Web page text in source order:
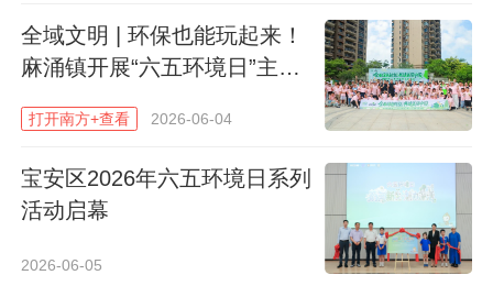
5月31日上午，活动现场人气爆棚、氛围热
烈，大批小朋友在家长的陪伴下踊跃参与，
建了趣味绿色种植实践区，工作人员提前备
好咖啡渣、树枝树干等园林废弃物、多肉、
花盆、铲子等全套物料，为孩子们的环保实
全域文明 | 环保也能玩起来！
麻涌镇开展“六五环境日”主题
打开南方+查看 2026-06-04
宝安区2026年六五环境日系列
活动启幕
2026-06-05